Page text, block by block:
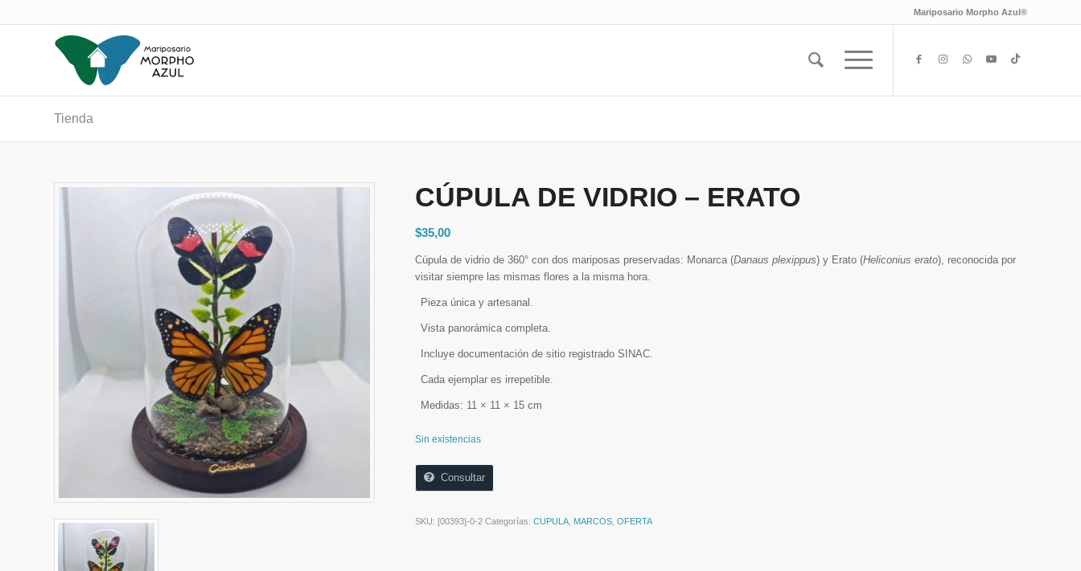
Mariposario Morpho Azul®
Tienda
CÚPULA DE VIDRIO – ERATO
$35,00
Cúpula de vidrio de 360° con dos mariposas preservadas: Monarca (Danaus plexippus) y Erato (Heliconius erato), reconocida por
visitar siempre las mismas flores a la misma hora.
Pieza única y artesanal.
Vista panorámica completa.
Incluye documentación de sitio registrado SINAC.
Cada ejemplar es irrepetible.
Medidas: 11 × 11 × 15 cm
Sin existencias
Consultar
SKU: [00393]-0-2 Categorías:CUPULA, MARCOS,OFERTA